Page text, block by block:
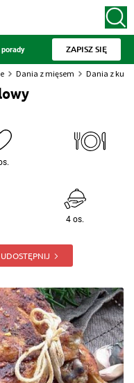
ZAPISZ SIĘ
Dania z mięsem Dania z
4 os.
UDOSTĘPNIJ